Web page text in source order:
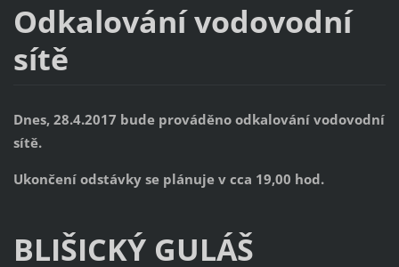
Odkalování vodovodní
sítě
Dnes, 28.4.2017 bude prováděno odkalování vodovodní
sítě.
Ukončení odstávky se plánuje v cca 19,00 hod.
BLIŠICKÝ GULÁŠ